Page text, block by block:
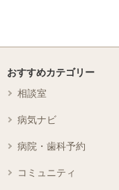
おすすめカテゴリー
相談室
病気ナビ
病院・歯科予約
コミュニティ